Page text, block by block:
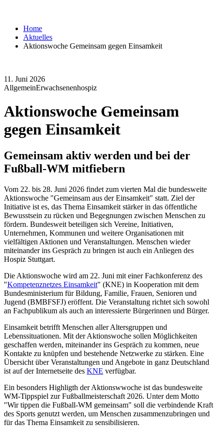
Home
Aktuelles
Aktionswoche Gemeinsam gegen Einsamkeit
11. Juni 2026
AllgemeinErwachsenenhospiz
Aktionswoche Gemeinsam
gegen Einsamkeit
Gemeinsam aktiv werden und bei der
Fußball-WM mitfiebern
Vom 22. bis 28. Juni 2026 findet zum vierten Mal die bundesweite
Aktionswoche "Gemeinsam aus der Einsamkeit" statt. Ziel der
Initiative ist es, das Thema Einsamkeit stärker in das öffentliche
Bewusstsein zu rücken und Begegnungen zwischen Menschen zu
fördern. Bundesweit beteiligen sich Vereine, Initiativen,
Unternehmen, Kommunen und weitere Organisationen mit
vielfältigen Aktionen und Veranstaltungen. Menschen wieder
miteinander ins Gespräch zu bringen ist auch ein Anliegen des
Hospiz Stuttgart.
Die Aktionswoche wird am 22. Juni mit einer Fachkonferenz des
"Kompetenznetzes Einsamkeit" (KNE) in Kooperation mit dem
Bundesministerium für Bildung, Familie, Frauen, Senioren und
Jugend (BMBFSFJ) eröffent. Die Veranstaltung richtet sich sowohl
an Fachpublikum als auch an interessierte Bürgerinnen und Bürger.
Einsamkeit betrifft Menschen aller Altersgruppen und
Lebenssituationen. Mit der Aktionswoche sollen Möglichkeiten
geschaffen werden, miteinander ins Gespräch zu kommen, neue
Kontakte zu knüpfen und bestehende Netzwerke zu stärken. Eine
Übersicht über Veranstaltungen und Angebote in ganz Deutschland
ist auf der Internetseite des KNE verfügbar.
Ein besonders Highligth der Aktionswwoche ist das bundesweite
WM-Tippspiel zur Fußballmeisterschaft 2026. Unter dem Motto
"Wir tippen die Fußball-WM gemeinsam" soll die verbindende Kraft
des Sports genutzt werden, um Menschen zusammenzubringen und
für das Thema Einsamkeit zu sensibilisieren.